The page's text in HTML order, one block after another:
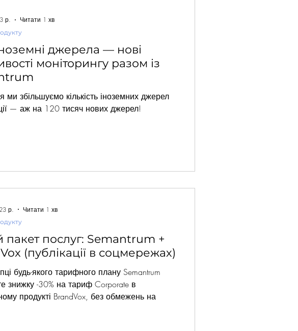
джерела — нові
моніторингу разом із
ми збільшуємо кількість іноземних джерел
— аж на 120 тисяч нових джерел!
р. Читати 1 хв
пакет послуг: Semantrum +
(публікації в соцмережах)
будь-якого тарифного плану Semantrum
знижку -30% на тариф Corporate в
продукті BrandVox, без обмежень на
р. Читати 1 хв